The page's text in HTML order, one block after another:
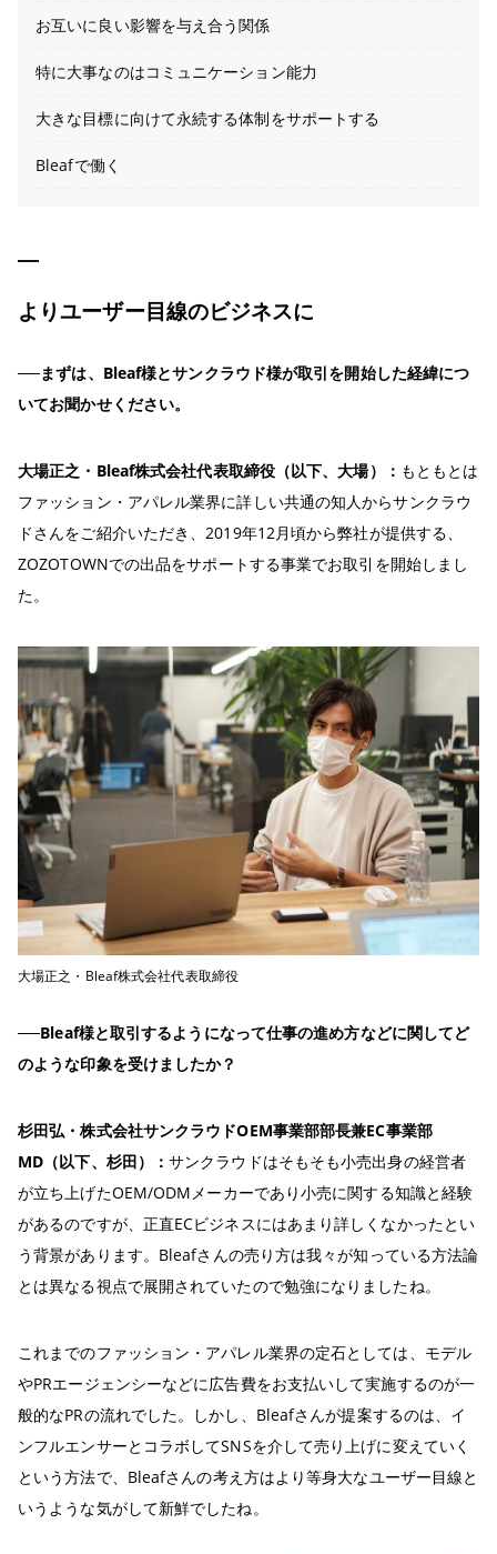
お互いに良い影響を与え合う関係
特に大事なのはコミュニケーション能力
大きな目標に向けて永続する体制をサポートする
Bleafで働く
よりユーザー目線のビジネスに
──まずは、Bleaf様とサンクラウド様が取引を開始した経緯につ
いてお聞かせください。
大場正之・Bleaf株式会社代表取締役（以下、大場）： もともとは
ファッション・アパレル業界に詳しい共通の知人からサンクラウ
ドさんをご紹介いただき、2019年12月頃から弊社が提供する、
ZOZOTOWNでの出品をサポートする事業でお取引を開始しまし
た。
大場正之・Bleaf株式会社代表取締役
──Bleaf様と取引するようになって仕事の進め方などに関してど
のような印象を受けましたか？
杉田弘・株式会社サンクラウドOEM事業部部長兼EC事業部
MD（以下、杉田）： サンクラウドはそもそも小売出身の経営者
が立ち上げたOEM/ODMメーカーであり小売に関する知識と経験
があるのですが、正直ECビジネスにはあまり詳しくなかったとい
う背景があります。Bleafさんの売り方は我々が知っている方法論
とは異なる視点で展開されていたので勉強になりましたね。
これまでのファッション・アパレル業界の定石としては、モデル
やPRエージェンシーなどに広告費をお支払いして実施するのが一
般的なPRの流れでした。しかし、Bleafさんが提案するのは、イ
ンフルエンサーとコラボしてSNSを介して売り上げに変えていく
という方法で、Bleafさんの考え方はより等身大なユーザー目線と
いうような気がして新鮮でしたね。